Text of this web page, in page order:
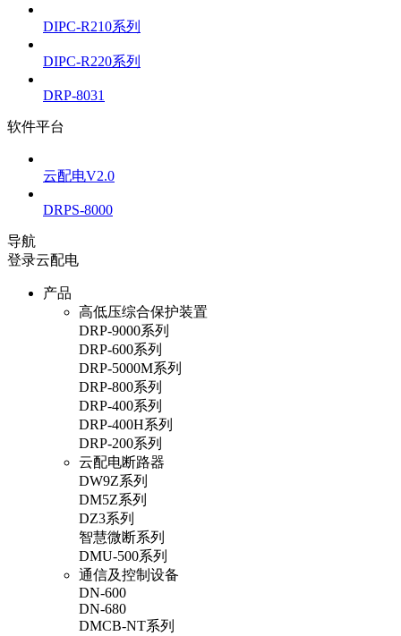
DIPC-R210系列
DIPC-R220系列
DRP-8031
软件平台
云配电V2.0
DRPS-8000
导航
登录云配电
产品
高低压综合保护装置
DRP-9000系列
DRP-600系列
DRP-5000M系列
DRP-800系列
DRP-400系列
DRP-400H系列
DRP-200系列
云配电断路器
DW9Z系列
DM5Z系列
DZ3系列
智慧微断系列
DMU-500系列
通信及控制设备
DN-600
DN-680
DMCB-NT系列